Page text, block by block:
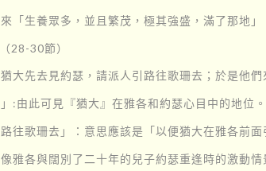
「生養眾多，並且繁茂，極其強盛，滿了那地」
28-30節）
猶大先去見約瑟，請派人引路往歌珊去；於是他們
」:由此可見『猶大』在雅各和約瑟心目中的地位。
路往歌珊去」：意思應該是「以便猶大在雅各前面
雅各與闊別了二十年的兒子約瑟重逢時的激動